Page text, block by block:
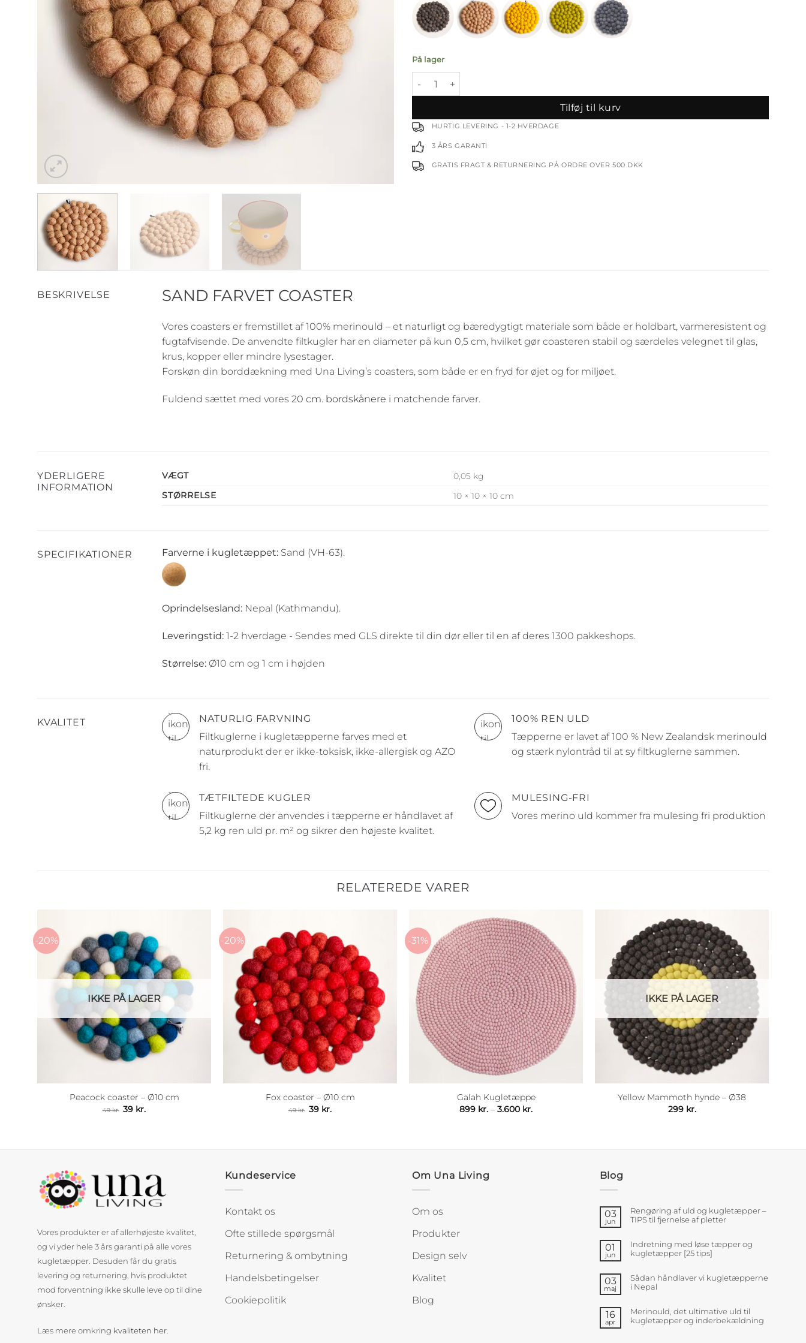
På lager
Lion coaster - Ø10 cm antal
Tilføj til kurv
HURTIG LEVERING - 1-2 HVERDAGE
3 ÅRS GARANTI
GRATIS FRAGT & RETURNERING PÅ ORDRE OVER 500 DKK
BESKRIVELSE SAND FARVET COASTER
Vores coasters er fremstillet af 100% merinould – et naturligt og bæredygtigt materiale som både er holdbart, varmeresistent og
fugtafvisende. De anvendte filtkugler har en diameter på kun 0,5 cm, hvilket gør coasteren stabil og særdeles velegnet til glas,
krus, kopper eller mindre lysestager.
Forskøn din borddækning med Una Living’s coasters, som både er en fryd for øjet og for miljøet.
Fuldend sættet med vores20 cm. bordskånere i matchende farver.
YDERLIGERE
INFORMATION
VÆGT
0,05 kg
STØRRELSE
10 × 10 × 10 cm
SPECIFIKATIONER Farverne i kugletæppet: Sand (VH-63).
Oprindelsesland: Nepal (Kathmandu).
Leveringstid: 1-2 hverdage - Sendes med GLS direkte til din dør eller til en af deres 1300 pakkeshops.
Størrelse: Ø10 cm og 1 cm i højden
KVALITET
NATURLIG FARVNING
Filtkuglerne i kugletæpperne farves med et
naturprodukt der er ikke-toksisk, ikke-allergisk og AZO
fri.
100% REN ULD
Tæpperne er lavet af 100 % New Zealandsk merinould
og stærk nylontråd til at sy filtkuglerne sammen.
TÆTFILTEDE KUGLER
Filtkuglerne der anvendes i tæpperne er håndlavet af
5,2 kg ren uld pr. m² og sikrer den højeste kvalitet.
MULESING-FRI
Vores merino uld kommer fra mulesing fri produktion
RELATEREDE VARER
-20%
IKKE PÅ LAGER
Peacock coaster – Ø10 cm
49kr. Den
39 kr.Den
-20%
Fox coaster – Ø10 cm
49kr. Den
39 kr.Den
-31%
Galah Kugletæppe
899 kr. – 3.600 kr.Prisinterval:
IKKE PÅ LAGER
Yellow Mammoth hynde – Ø38
299 kr.
Vores produkter er af allerhøjeste kvalitet,
og vi yder hele 3 års garanti på alle vores
kugletæpper. Desuden får du gratis
levering og returnering, hvis produktet
mod forventning ikke skulle leve op til dine
ønsker.
Læs mere omkring kvaliteten her
Kundeservice
Kontakt os
Ofte stillede spørgsmål
Returnering & ombytning
Handelsbetingelser
Cookiepolitik
Om Una Living
Om os
Produkter
Design selv
Kvalitet
Blog
Blog
03
jun
Rengøring af uld og kugletæpper –
TIPS til fjernelse af pletter
01
jun
Indretning med løse tæpper og
kugletæpper [25 tips]
03
maj
Sådan håndlaver vi kugletæpperne
i Nepal
16
apr
Merinould, det ultimative uld til
kugletæpper og inderbekældning